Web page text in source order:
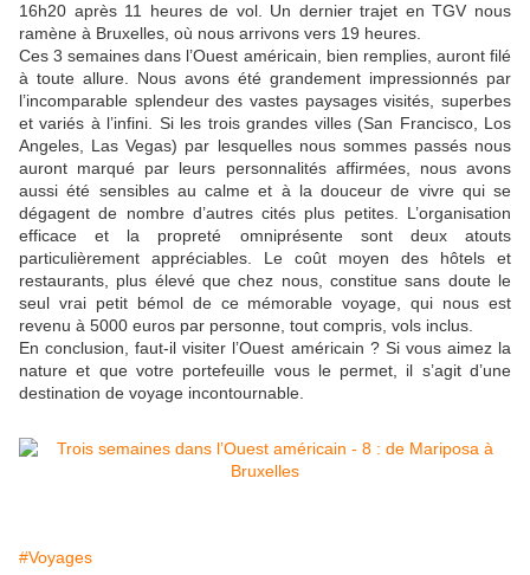
16h20 après 11 heures de vol. Un dernier trajet en TGV nous
ramène à Bruxelles, où nous arrivons vers 19 heures.
Ces 3 semaines dans l’Ouest américain, bien remplies, auront filé
à toute allure. Nous avons été grandement impressionnés par
l’incomparable splendeur des vastes paysages visités, superbes
et variés à l’infini. Si les trois grandes villes (San Francisco, Los
Angeles, Las Vegas) par lesquelles nous sommes passés nous
auront marqué par leurs personnalités affirmées, nous avons
aussi été sensibles au calme et à la douceur de vivre qui se
dégagent de nombre d’autres cités plus petites. L’organisation
efficace et la propreté omniprésente sont deux atouts
particulièrement appréciables. Le coût moyen des hôtels et
restaurants, plus élevé que chez nous, constitue sans doute le
seul vrai petit bémol de ce mémorable voyage, qui nous est
revenu à 5000 euros par personne, tout compris, vols inclus.
En conclusion, faut-il visiter l’Ouest américain ? Si vous aimez la
nature et que votre portefeuille vous le permet, il s’agit d’une
destination de voyage incontournable.
#Voyages